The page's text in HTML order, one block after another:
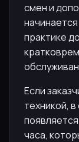
смен и
практике
Если
техникой,
часа,